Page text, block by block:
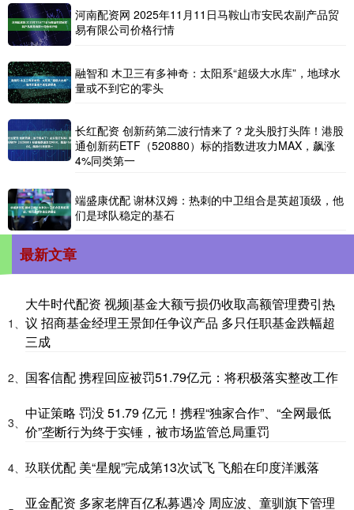
河南配资网 2025年11月11日马鞍山市安民农副产品贸
易有限公司价格行情
融智和 木卫三有多神奇：太阳系“超级大水库”，地球水
量或不到它的零头
长红配资 创新药第二波行情来了？龙头股打头阵！港股
通创新药ETF（520880）标的指数进攻力MAX，飙涨
4%同类第一
端盛康优配 谢林汉姆：热刺的中卫组合是英超顶级，他
们是球队稳定的基石
最新文章
1、
大牛时代配资 视频|基金大额亏损仍收取高额管理费引热
议 招商基金经理王景卸任争议产品 多只任职基金跌幅超
三成
2、 国客信配 携程回应被罚51.79亿元：将积极落实整改工作
3、
中证策略 罚没 51.79 亿元！携程“独家合作”、“全网最低
价”垄断行为终于实锤，被市场监管总局重罚
4、 玖联优配 美“星舰”完成第13次试飞 飞船在印度洋溅落
亚金配资 多家老牌百亿私募遇冷 周应波、童驯旗下管理